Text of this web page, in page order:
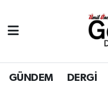
GÜNDEM DERGİ
BİLİM
Eyüpsultan
Eyüpsultan